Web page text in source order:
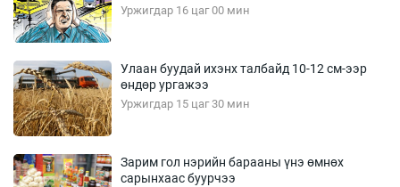
Уржигдар 16 цаг 00 мин
Улаан буудай ихэнх талбайд 10-12 см-ээр
өндөр ургажээ
Уржигдар 15 цаг 30 мин
Зарим гол нэрийн барааны үнэ өмнөх
сарынхаас буурчээ